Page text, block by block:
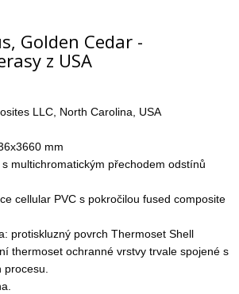
Golden Cedar -
z USA
LLC, North Carolina, USA
mm
multichromatickým přechodem odstínů
cellular PVC s pokročilou fused composite
protiskluzný povrch Thermoset Shell
thermoset ochranné vrstvy trvale spojené s